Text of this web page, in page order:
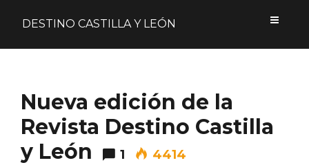
DESTINO CASTILLA Y LEÓN
Nueva edición de la
Revista Destino Castilla
y León
1 4414
Nombre de usuario o correo electrónico